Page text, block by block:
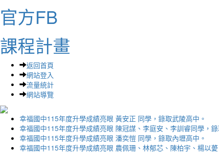
官方FB
課程計畫
返回首頁
網站登入
流量統計
網站導覽
幸福國中115年度升學成績亮眼 黃安正 同學，錄取武陵高中。
幸福國中115年度升學成績亮眼 陳冠謀、李庭安、李訓睿同學，
幸福國中115年度升學成績亮眼 潘奕愷 同學，錄取內壢高中。
幸福國中115年度升學成績亮眼 農佩珊、林郁芯、陳柏宇、楊以